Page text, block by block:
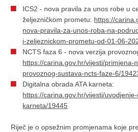
ICS2 - nova pravila za unos robe u
željezničkom prometu: https://
nova-pravila-za-unos-roba-na-
i-zeljeznickom-prometu-od-01-06-
NCTS faza 6 - nova verzija
https://carina.gov.hr/vijesti/primjena-
provoznog-sustava-ncts-faze-6/
Digitalna obrada ATA karneta:
https://carina.gov.hr/vijesti/
karneta/19445
Riječ je o opsežnim promjenama koje